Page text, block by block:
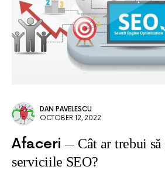
DAN PAVELESCU
OCTOBER 12, 2022
Afaceri
Cât ar trebui
serviciile SEO?